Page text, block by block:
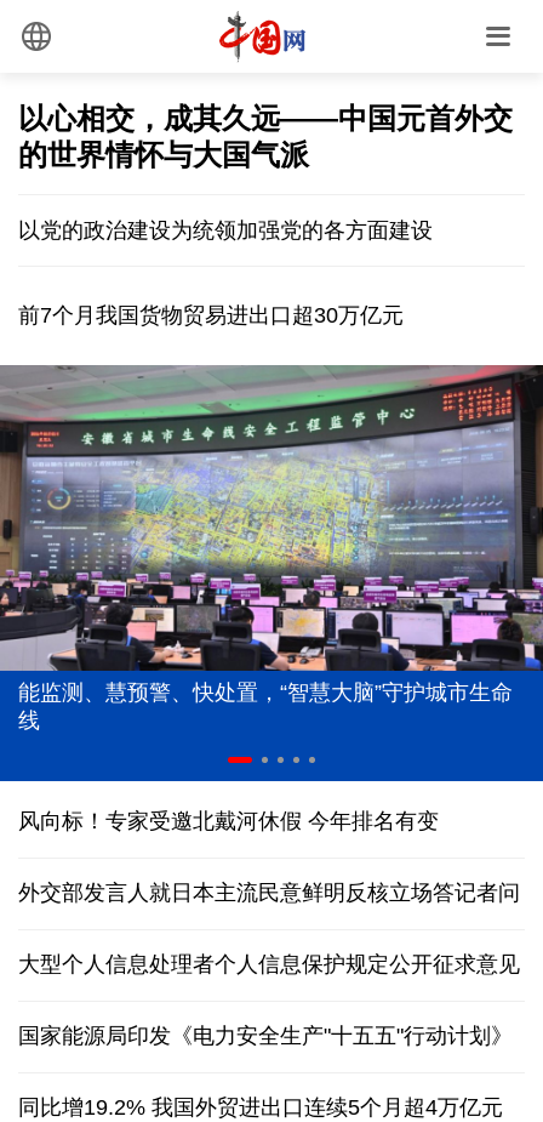
以心相交，成其久远——中国元首外交
的世界情怀与大国气派
以党的政治建设为统领加强党的各方面建设
前7个月我国货物贸易进出口超30万亿元
能监测、慧预警、快处置，“智慧大脑”守护城市生命
线
风向标！专家受邀北戴河休假 今年排名有变
外交部发言人就日本主流民意鲜明反核立场答记者问
大型个人信息处理者个人信息保护规定公开征求意见
国家能源局印发《电力安全生产"十五五"行动计划》
同比增19.2% 我国外贸进出口连续5个月超4万亿元